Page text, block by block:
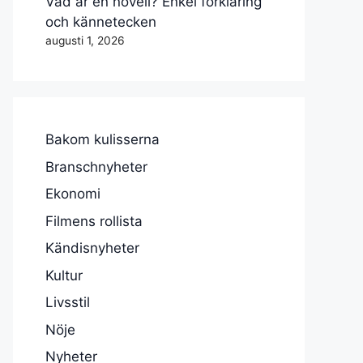
och kännetecken
augusti 1, 2026
Bakom kulisserna
Branschnyheter
Ekonomi
Filmens rollista
Kändisnyheter
Kultur
Livsstil
Nöje
Nyheter